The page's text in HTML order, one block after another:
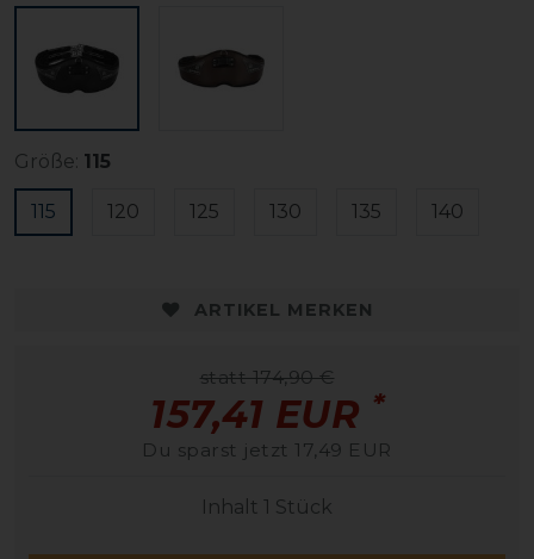
Größe: 115
115 120 125 130 135 140
ARTIKEL MERKEN
statt 174,90 €
157,41 EUR *
Du sparst jetzt 17,49 EUR
Inhalt 1 Stück